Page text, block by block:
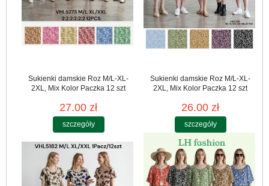
Sukienki damskie Roz M/L-XL-
2XL, Mix Kolor Paczka 12 szt
27.00 zł
szczegóły
Sukienki damskie Roz M/L-XL-
2XL, Mix Kolor Paczka 12 szt
26.00 zł
szczegóły